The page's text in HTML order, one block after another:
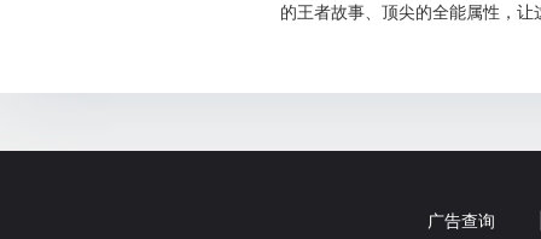
的王者故事、顶尖的全能属性，
广告查询